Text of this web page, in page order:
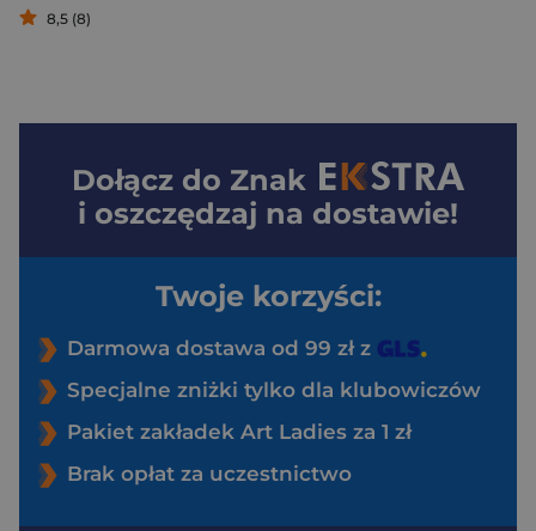
8,5 (8)
Dołącz do Znak
i oszczędzaj na dostawie!
Twoje korzyści:
Darmowa dostawa od 99 zł z
Specjalne zniżki tylko dla klubowiczów
Pakiet zakładek Art Ladies za 1 zł
Brak opłat za uczestnictwo